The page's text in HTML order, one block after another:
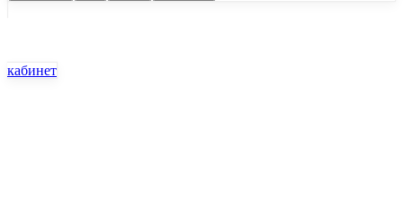
кабинет